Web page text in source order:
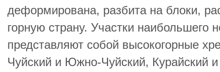
деформирована, разбита на блоки,
горную страну. Участки наибольшего
представляют собой высокогорные
Чуйский и Южно-Чуйский, Курайский